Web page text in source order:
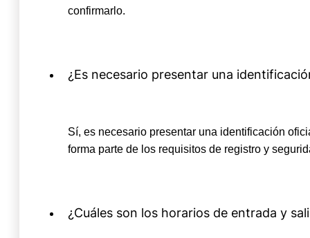
confirmarlo.
¿Es necesario presentar una
Sí, es necesario presentar una identificación
forma parte de los requisitos de registro y
¿Cuáles son los horarios de entrada y